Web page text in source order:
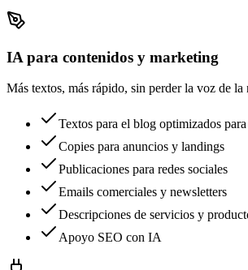
IA para contenidos y marketing
Más textos, más rápido, sin perder la voz de la
Textos para el blog optimizados
Copies para anuncios y landings
Publicaciones para redes sociales
Emails comerciales y newsletters
Descripciones de servicios y
Apoyo SEO con IA